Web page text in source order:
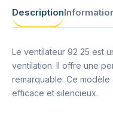
Description
Le ventilateur 92 25 est
ventilation. Il offre une
remarquable. Ce
efficace et silencieux.